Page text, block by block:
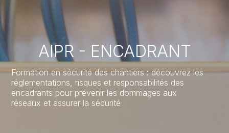
AIPR - ENCADRANT
Formation en sécurité des chantiers : découvrez les
réglementations, risques et responsabilités des
encadrants pour prévenir les dommages aux
réseaux et assurer la sécurité